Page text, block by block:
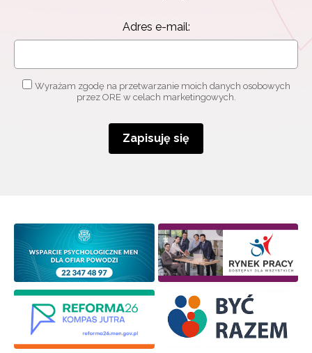
Adres e-mail:
Wyrażam zgodę na przetwarzanie moich danych osobowych
przez ORE w celach marketingowych.
Zapisuję się